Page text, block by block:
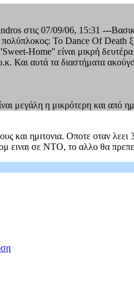
στις 07/09/06, 15:31 ---
πολύπλοκος: Το Dance Of Death
Home'' είναι μικρή
Και αυτά τα διαστήματα
μεγάλη η μικρότερη και από
και ημιτονια. Οποτε οταν λεει
ειναι σε ΝΤΟ, το αλλο θα